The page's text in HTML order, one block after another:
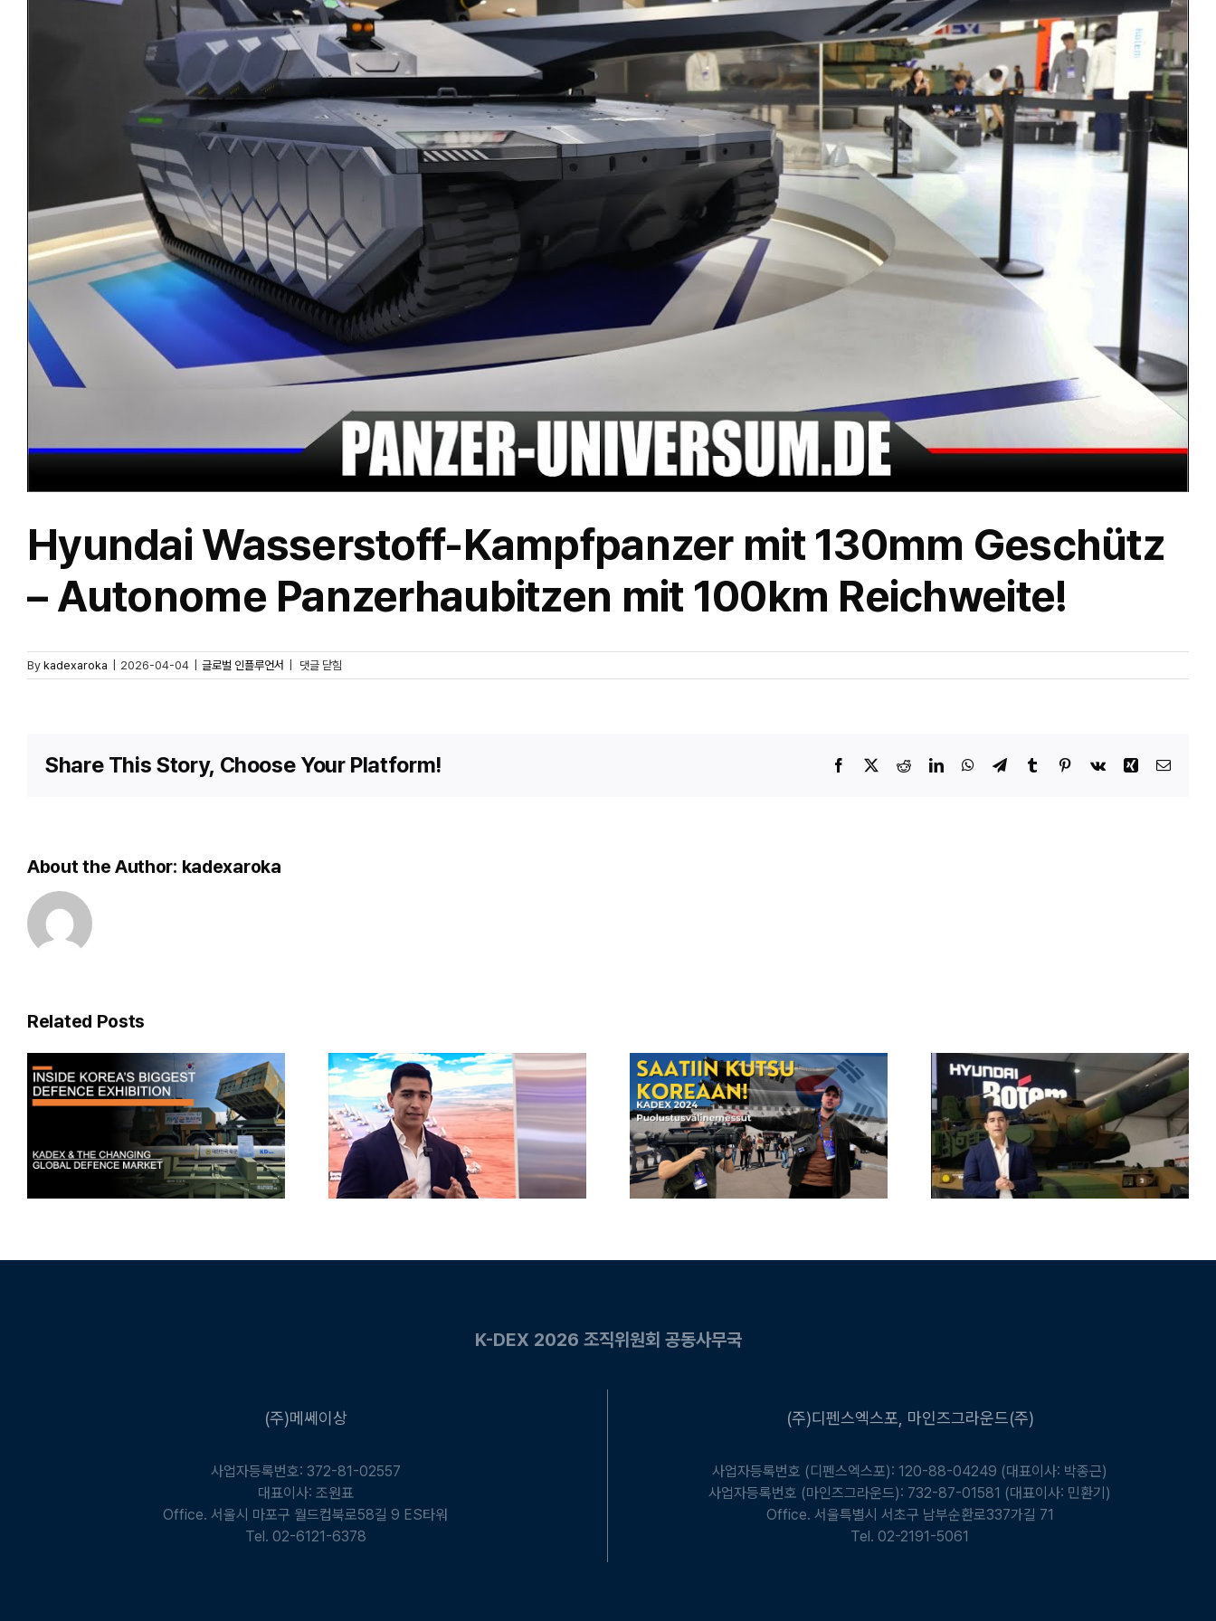
Hyundai Wasserstoff-Kampfpanzer mit 130mm Geschütz
– Autonome Panzerhaubitzen mit 100km Reichweite!
By kadexaroka 2026-04-04 글로벌 인플루언서
Hyundai
Wasserstoff-
댓글 닫힘
Share This Story, Choose Your Platform! Facebook RedditLinkedInWhatsApp
TelegramTumblr Pinterest
Vk Xing Email
About the Author: kadexaroka
Related Posts
¡EL ARMAS LASER
DE COREA DEL SUR!
#armapedia
KADEX 2024: Mighty
Finland Travel Vlog
Korealaisille
puolustusvälinemessuille
EL TANQUE K2
BLACK PANTHER!
Korea & The
Changing Global
Arms Market – Inside
Korea’s Biggest
Defence Exhibition
K-DEX 2026 조직위원회 공동사무국
(주)메쎄이상
사업자등록번호: 372-81-02557
대표이사: 조원표
Office. 서울시 마포구 월드컵북로58길 9 ES타워
Tel. 02-6121-6378
(주)디펜스엑스포, 마인즈그라운드(주)
사업자등록번호 (디펜스엑스포): 120-88-04249 (대표이사: 박종근)
사업자등록번호 (마인즈그라운드): 732-87-01581 (대표이사: 민환기)
Office. 서울특별시 서초구 남부순환로337가길 71
Tel. 02-2191-5061